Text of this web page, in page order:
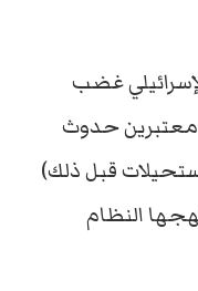
غضب
معتبرين حدوث
قبل ذلك)
النظام